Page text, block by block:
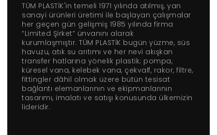
TÜM PLASTİK'in temeli 1971 yılında atılmış, yan
sanayi ürünleri üretimi ile başlayan çalışmalar
her geçen gün gelişmiş 1985 yılında firma
“Limited Şirket” ünvanını alarak
kurumlaşmıştır. TÜM PLASTİK bugün yüzme, süs
havuzu, atık su arıtımı ve her nevi akışkan
transfer hatlarına yönelik plastik; pompa,
küresel vana, kelebek vana, çekvalf, rakor, filtre,
fittingler dâhil olmak üzere bütün tesisat
bağlantı elemanlarının ve ekipmanlarının
tasarımı, imalatı ve satışı konusunda ülkemizin
lideridir.